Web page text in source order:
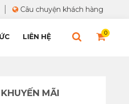
Câu chuyện khách hàng
0
LIÊN HỆ
MÃI